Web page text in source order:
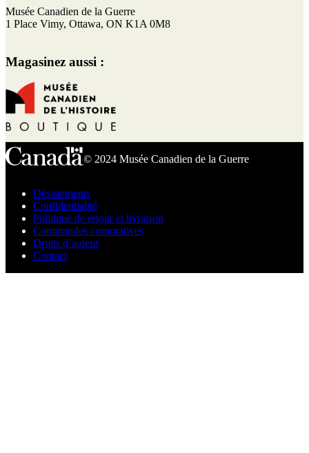
de
page
F
a
b
I
n
a
T
w
t
Y
o
u
Musée Canadien de la Guerre
1 Place Vimy, Ottawa, ON K1A 0M8
Magasinez aussi :
© 2024 Musée Canadien de la Guerre
Désistements
Confidentialité
Politique de retour et livraison
Commandes corporatives
Droits d’auteur
Contact